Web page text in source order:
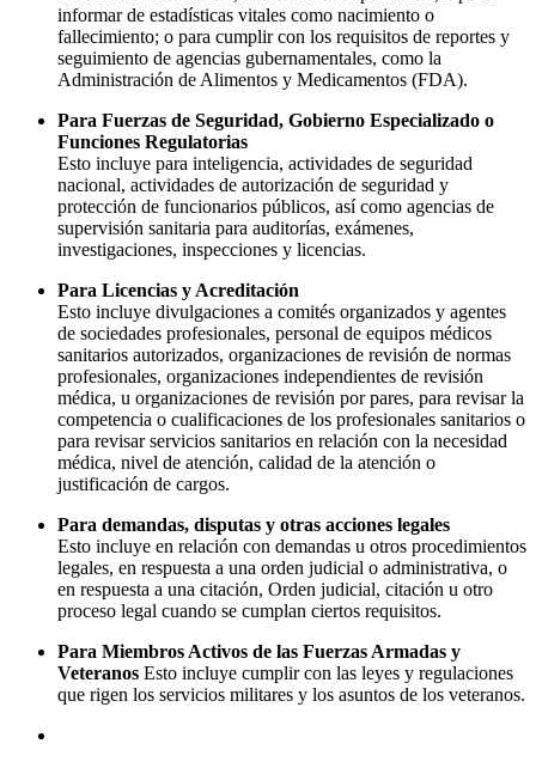
informar de estadísticas vitales como nacimiento o
fallecimiento; o para cumplir con los requisitos de reportes y
seguimiento de agencias gubernamentales, como la
Administración de Alimentos y Medicamentos (FDA).
Para Fuerzas de Seguridad, Gobierno Especializado o
Funciones Regulatorias
Esto incluye para inteligencia, actividades de seguridad
nacional, actividades de autorización de seguridad y
protección de funcionarios públicos, así como agencias de
supervisión sanitaria para auditorías, exámenes,
investigaciones, inspecciones y licencias.
Para Licencias y Acreditación
Esto incluye divulgaciones a comités organizados y agentes
de sociedades profesionales, personal de equipos médicos
sanitarios autorizados, organizaciones de revisión de normas
profesionales, organizaciones independientes de revisión
médica, u organizaciones de revisión por pares, para revisar la
competencia o cualificaciones de los profesionales sanitarios o
para revisar servicios sanitarios en relación con la necesidad
médica, nivel de atención, calidad de la atención o
justificación de cargos.
Para demandas, disputas y otras acciones legales
Esto incluye en relación con demandas u otros procedimientos
legales, en respuesta a una orden judicial o administrativa, o
en respuesta a una citación, Orden judicial, citación u otro
proceso legal cuando se cumplan ciertos requisitos.
Para Miembros Activos de las Fuerzas Armadas y
Veteranos Esto incluye cumplir con las leyes y regulaciones
que rigen los servicios militares y los asuntos de los veteranos.